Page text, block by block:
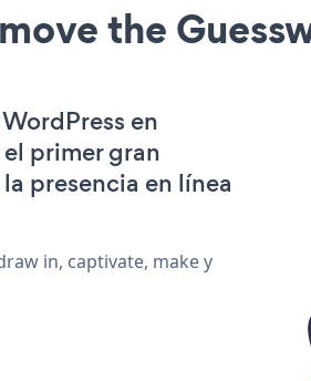
the
en
primer gran
presencia en línea
in, captivate, make y